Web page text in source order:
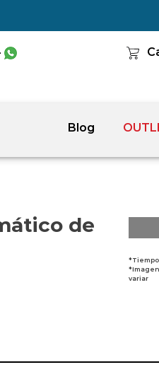
Blog
de
variar